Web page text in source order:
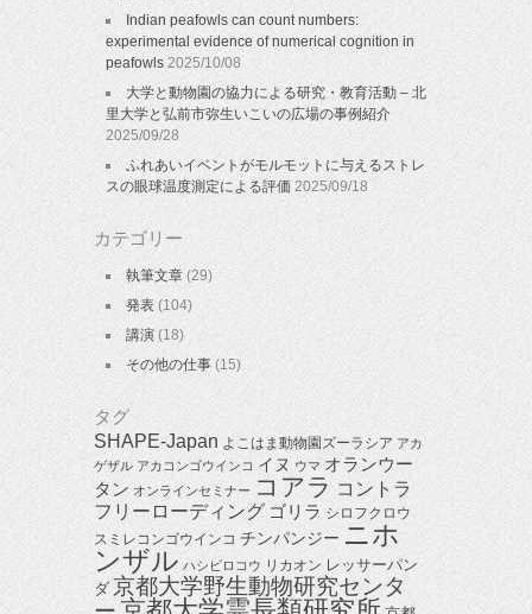
Indian peafowls can count numbers:
experimental evidence of numerical cognition in
peafowls 2025/10/08
大学と動物園の協力による研究・教育活動 – 北
里大学と弘前市弥生いこいの広場の事例紹介
2025/09/28
ふれあいイベントがモルモットに与えるストレ
スの眼球温度測定による評価 2025/09/18
カテゴリー
執筆文章(29)
発表(104)
講演(18)
その他の仕事(15)
タグ
SHAPE-Japan よこはま動物園ズーラシア アカ
ゲザル アカコンゴウインコ イヌ ウマ オランウー
タン オンラインセミナー コアラ コントラ
フリーローディングゴリラ シロフクロウ
スミレコンゴウインコ チンパンジー ニホ
ンザル ハシビロコウ リカオン レッサーパン
ダ 京都大学野生動物研究センタ